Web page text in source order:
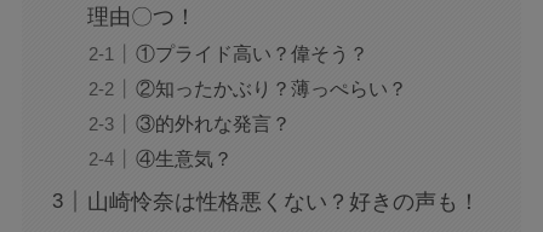
理由〇つ！
①プライド高い？偉そう？
②知ったかぶり？薄っぺらい？
③的外れな発言？
④生意気？
山崎怜奈は性格悪くない？好きの声も！